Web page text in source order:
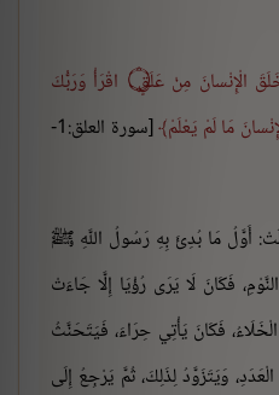
خَلَقَ الْإِنْسانَ مِنْ عَلَقٍ ۝ اقْرَأْ وَرَبُّكَ
[سورة العلق:1-
أَوَّلُ مَا بُدِئَ بِهِ رَسُولُ اللَّهِ ﷺ
فَكَانَ لَا يَرَى رُؤْيَا إِلَّا جَاءَتْ
فَكَانَ يَأْتِي حِرَاءَ، فَيَتَحَنَّثُ
وَيَتَزَوَّدُ لِذَلِكَ، ثُمَّ يَرْجِعُ إِلَى